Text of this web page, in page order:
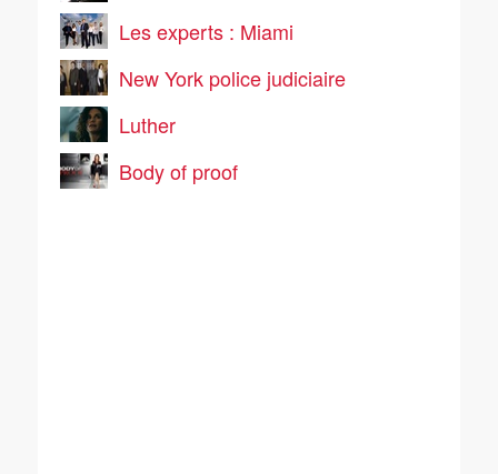
Les experts : Miami
New York police judiciaire
Luther
Body of proof